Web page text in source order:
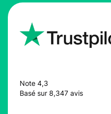
Note 4,3
Basé sur 8,347 avis